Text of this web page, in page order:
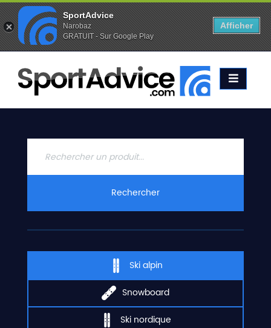
Favoris (0) Alertes (0)
ACCUEIL
SKIS
2020
CONTACT
Rechercher
Ski alpin
Snowboard
Ski nordique
SportAdvice
Narobaz
GRATUIT - Sur Google Play
Afficher